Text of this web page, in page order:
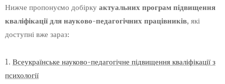
Нижче пропонуємо добірку актуальних програм підвищення
кваліфікації для науково-педагогічних працівників, які
доступні вже зараз:
1. Всеукраїнське науково-педагогічне підвищення кваліфікації з
психології